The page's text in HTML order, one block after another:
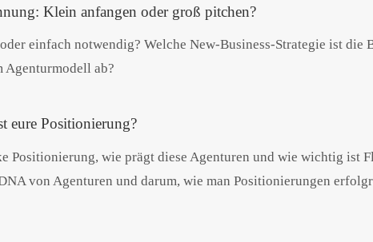
Klein anfangen oder groß pitchen?
einfach notwendig? Welche New-Business-Strategie ist die
Agenturmodell ab?
eure Positionierung?
Positionierung, wie prägt diese Agenturen und wie wichtig ist
von Agenturen und darum, wie man Positionierungen